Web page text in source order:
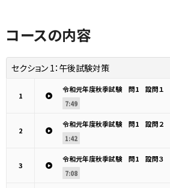
コースの内容
セクション 1： 午後試験対策
1
令和元年度秋季試験 問1 設問１
7:49
2
令和元年度秋季試験 問1 設問２
1:42
3
令和元年度秋季試験 問1 設問３
7:08